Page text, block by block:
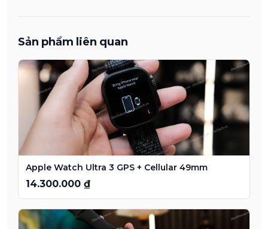
Sản phẩm liên quan
Apple Watch Ultra 3 GPS + Cellular 49mm
14.300.000 ₫